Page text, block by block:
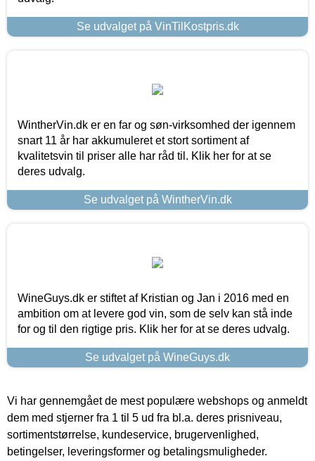
Se udvalget på VinTilKostpris.dk
WintherVin.dk er en far og søn-virksomhed der igennem
snart 11 år har akkumuleret et stort sortiment af
kvalitetsvin til priser alle har råd til. Klik her for at se
deres udvalg.
Se udvalget på WintherVin.dk
WineGuys.dk er stiftet af Kristian og Jan i 2016 med en
ambition om at levere god vin, som de selv kan stå inde
for og til den rigtige pris. Klik her for at se deres udvalg.
Se udvalget på WineGuys.dk
Vi har gennemgået de mest populære webshops og anmeldt
dem med stjerner fra 1 til 5 ud fra bl.a. deres prisniveau,
sortimentstørrelse, kundeservice, brugervenlighed,
betingelser, leveringsformer og betalingsmuligheder.